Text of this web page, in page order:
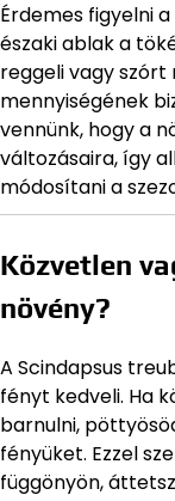
Érdemes figyelni
északi ablak a
reggeli vagy szórt
mennyiségének
vennünk, hogy a
változásaira, így
módosítani a
Közvetlen
növény?
A Scindapsus
fényt kedveli. Ha
barnulni,
fényüket. Ezzel
függönyön,